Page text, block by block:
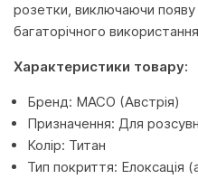
розетки, виключаючи появу
багаторічного
Характеристики товару:
Бренд: MACO (Австрія)
Призначення: Для
Колір: Титан
Тип покриття: Елоксація